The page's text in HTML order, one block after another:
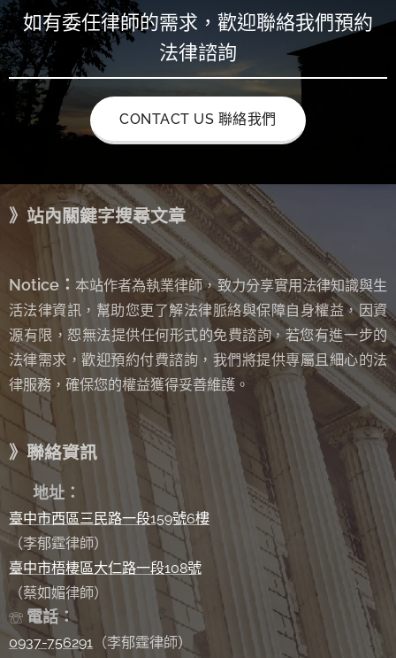
如有委任律師的需求，歡迎聯絡我們預約
法律諮詢
CONTACT US 聯絡我們
》站內關鍵字搜尋文章
Notice： 本站作者為執業律師，致力分享實用法律知識與生
活法律資訊，幫助您更了解法律脈絡與保障自身權益，因資
源有限，恕無法提供任何形式的免費諮詢， 若您有進一步的
法律需求，歡迎預約付費諮詢，我們將提供專屬且細心的法
律服務，確保您的權益獲得妥善維護。
》聯絡資訊
地址：
臺中市西區三民路一段159號6樓
（李郁霆律師）
臺中市梧棲區大仁路一段108號
（蔡如媚律師）
☏ 電話：
0937-756291 （李郁霆律師）